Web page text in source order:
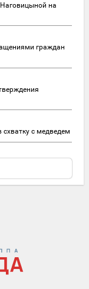
на
граждан
схватку с медведем
ВСУ в